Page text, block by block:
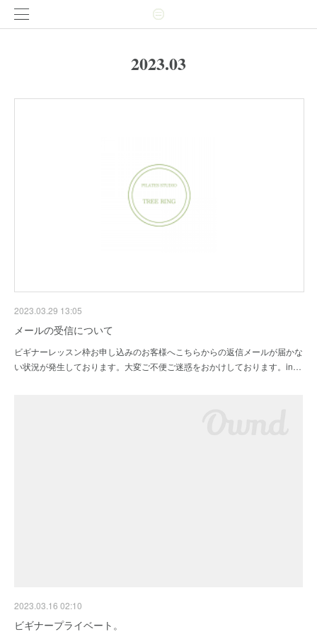
2023.03
2023.03.29 13:05
メールの受信について
ビギナーレッスン枠お申し込みのお客様へこちらからの返信メールが届かな
い状況が発生しております。大変ご不便ご迷惑をおかけしております。in…
2023.03.16 02:10
ビギナープライベート。